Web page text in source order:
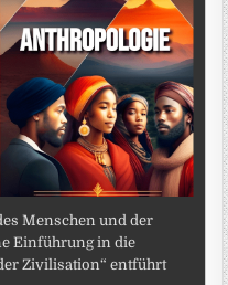
Menschen und der
Einführung in die
Zivilisation“ entführt